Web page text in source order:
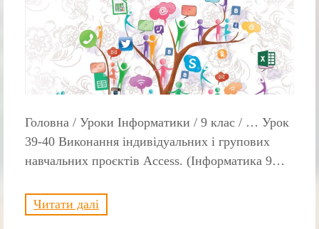
Головна / Уроки Інформатики / 9 клас / … Урок
39-40 Виконання індивідуальних і групових
навчальних проєктів Access. (Інформатика 9…
Читати далі